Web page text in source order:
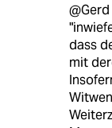
dass
mit